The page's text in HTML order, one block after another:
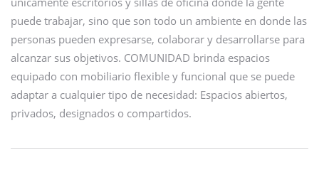
puede trabajar, sino que son todo un ambiente en donde las
personas pueden expresarse, colaborar y desarrollarse para
alcanzar sus objetivos. COMUNIDAD brinda espacios
equipado con mobiliario flexible y funcional que se puede
adaptar a cualquier tipo de necesidad: Espacios abiertos,
privados, designados o compartidos.